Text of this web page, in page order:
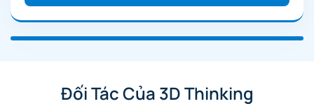
Đối Tác Của 3D Thinking